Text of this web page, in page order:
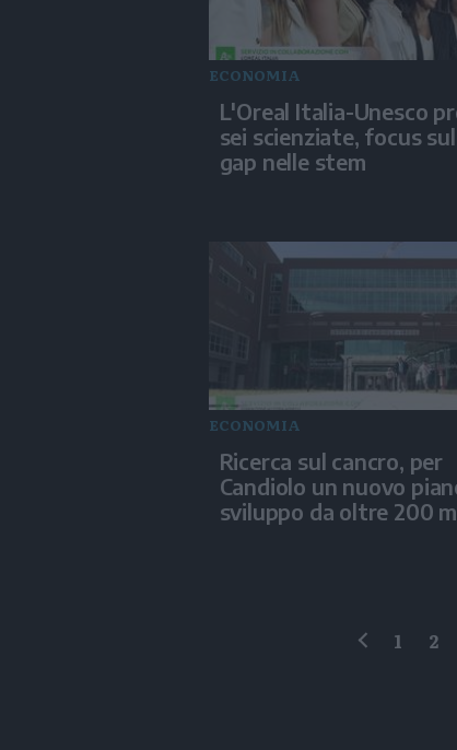
ECONOMIA
L'Oreal Italia-Unesco
sei scienziate, focus
gap nelle stem
ECONOMIA
Ricerca sul cancro, per
Candiolo un nuovo
sviluppo da oltre 200
1 2